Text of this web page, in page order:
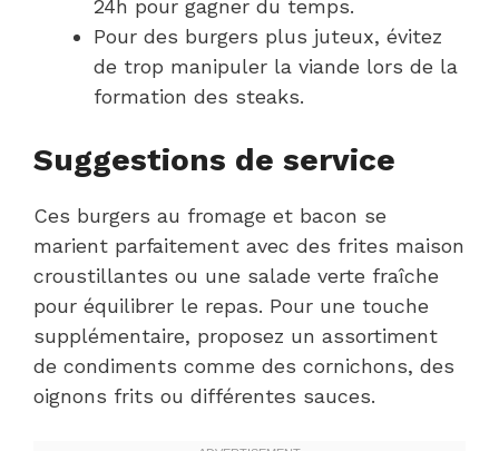
24h pour gagner du temps.
Pour des burgers plus juteux, évitez
de trop manipuler la viande lors de la
formation des steaks.
Suggestions de service
Ces burgers au fromage et bacon se
marient parfaitement avec des frites maison
croustillantes ou une salade verte fraîche
pour équilibrer le repas. Pour une touche
supplémentaire, proposez un assortiment
de condiments comme des cornichons, des
oignons frits ou différentes sauces.